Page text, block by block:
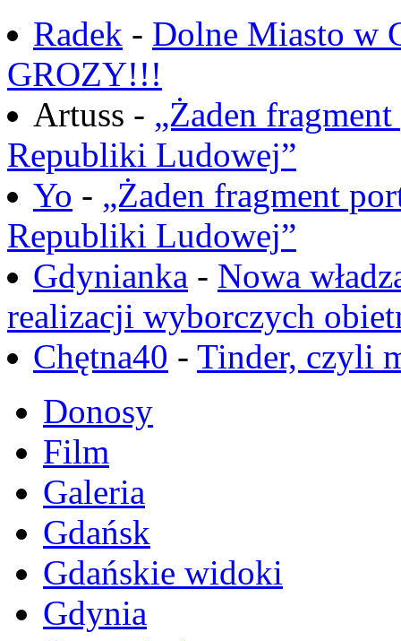
Radek - Dolne Miasto w
GROZY!!!
Artuss - „Żaden
Republiki Ludowej”
Yo - „Żaden fragment
Republiki Ludowej”
Gdynianka - Nowa
realizacji wyborczych
Chętna40 - Tinder, czyli
Donosy
Film
Galeria
Gdańsk
Gdańskie widoki
Gdynia